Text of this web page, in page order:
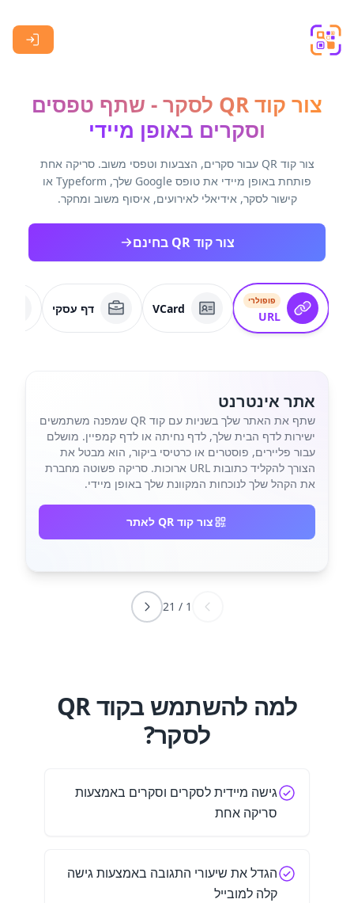
צור קוד QR לסקר - שתף טפסים
וסקרים באופן מיידי
צור קוד QR עבור סקרים, הצבעות וטפסי משוב. סריקה אחת
פותחת באופן מיידי את טופס Google שלך, Typeform או
קישור לסקר, אידיאלי לאירועים, איסוף משוב ומחקר.
צור קוד QR בחינם
פופולרי
URL
VCard דף עסקי
אתר אינטרנט
שתף את האתר שלך בשניות עם קוד QR שמפנה משתמשים
ישירות לדף הבית שלך, לדף נחיתה או לדף קמפיין. מושלם
עבור פליירים, פוסטרים או כרטיסי ביקור, הוא מבטל את
הצורך להקליד כתובות URL ארוכות. סריקה פשוטה מחברת
את הקהל שלך לנוכחות המקוונת שלך באופן מיידי.
צור קוד QR לאתר
1
/
21
למה להשתמש בקוד QR
לסקר?
גישה מיידית לסקרים וסקרים באמצעות
סריקה אחת
הגדל את שיעורי התגובה באמצעות גישה
קלה למובייל